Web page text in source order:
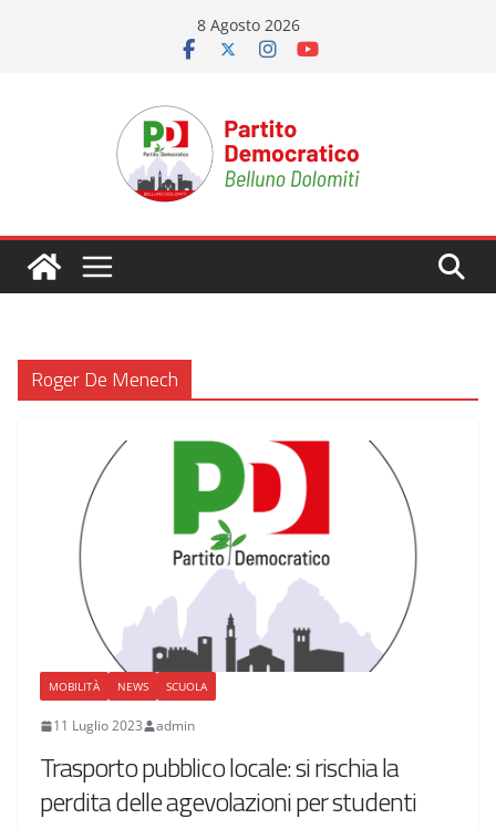
8 Agosto 2026
Roger De Menech
MOBILITÀ NEWS SCUOLA
11 Luglio 2023 admin
Trasporto pubblico locale: si rischia la
perdita delle agevolazioni per studenti